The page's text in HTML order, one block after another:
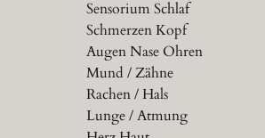
Sensorium Schlaf
Schmerzen Kopf
Augen Nase Ohren
Mund / Zähne
Rachen / Hals
Lunge / Atmung